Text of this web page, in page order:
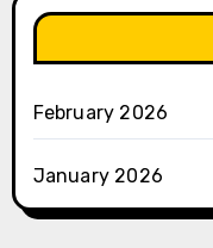
February 2026
January 2026